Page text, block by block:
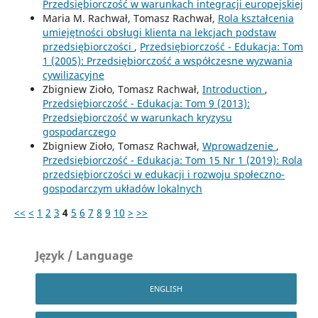
Przedsiębiorczość w warunkach integracji europejskiej
Maria M. Rachwał, Tomasz Rachwał, Rola kształcenia
umiejętności obsługi klienta na lekcjach podstaw
przedsiębiorczości , Przedsiębiorczość - Edukacja: Tom
1 (2005): Przedsiębiorczość a współczesne wyzwania
cywilizacyjne
Zbigniew Zioło, Tomasz Rachwał, Introduction ,
Przedsiębiorczość - Edukacja: Tom 9 (2013):
Przedsiębiorczość w warunkach kryzysu
gospodarczego
Zbigniew Zioło, Tomasz Rachwał, Wprowadzenie ,
Przedsiębiorczość - Edukacja: Tom 15 Nr 1 (2019): Rola
przedsiębiorczości w edukacji i rozwoju społeczno-
gospodarczym układów lokalnych
<< < 1 2 3 4 5 6 7 8 9 10 > >>
Język / Language
ENGLISH